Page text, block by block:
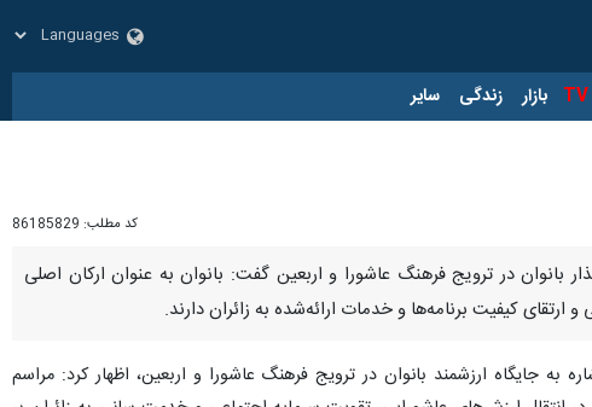
بازار زندگی سایر
کد مطلب: 86185829